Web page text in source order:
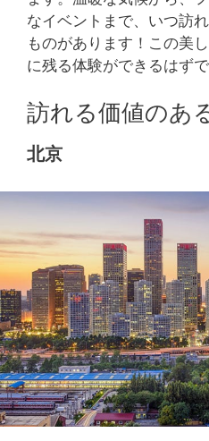
なイベントまで、いつ訪
ものがあります！この美
に残る体験ができるはずで
訪れる価値のあ
北京